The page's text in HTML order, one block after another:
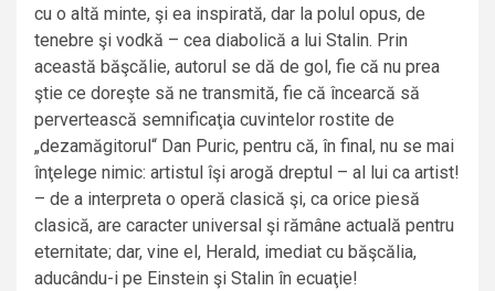
cu o altă minte, şi ea inspirată, dar la polul opus, de
tenebre şi vodkă – cea diabolică a lui Stalin. Prin
această băşcălie, autorul se dă de gol, fie că nu prea
ştie ce doreşte să ne transmită, fie că încearcă să
pervertească semnificaţia cuvintelor rostite de
„dezamăgitorul“ Dan Puric, pentru că, în final, nu se mai
înţelege nimic: artistul îşi arogă dreptul – al lui ca artist!
– de a interpreta o operă clasică şi, ca orice piesă
clasică, are caracter universal şi rămâne actuală pentru
eternitate; dar, vine el, Herald, imediat cu băşcălia,
aducându-i pe Einstein şi Stalin în ecuaţie!